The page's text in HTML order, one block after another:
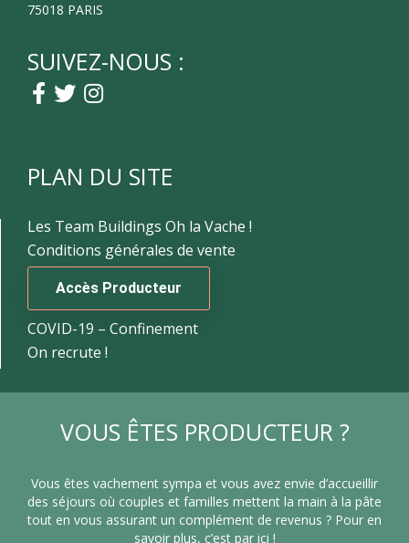
75018 PARIS
SUIVEZ-NOUS :
PLAN DU SITE
Les Team Buildings Oh la Vache !
Conditions générales de vente
Accès Producteur
COVID-19 – Confinement
On recrute !
VOUS ÊTES PRODUCTEUR ?
Vous êtes vachement sympa et vous avez envie d’accueillir
des séjours où couples et familles mettent la main à la pâte
tout en vous assurant un complément de revenus ? Pour en
savoir plus, c’est par ici !